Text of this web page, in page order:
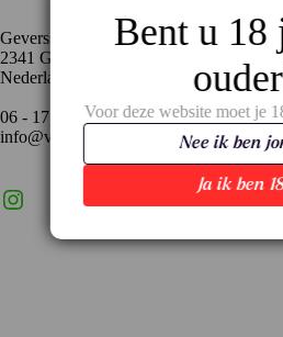
Geversstraat 35
2341 GA Oegstgeest
Nederland
06 - 17 59 02 94
info@vinopronto.nl
InstagramLinkedIn
Bent u 18
Voor deze website moet je
Ja ik ben
Nee ik ben